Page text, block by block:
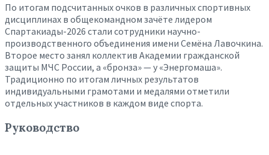
По итогам подсчитанных очков в различных спортивных
дисциплинах в общекомандном зачёте лидером
Спартакиады-2026 стали сотрудники научно-
производственного объединения имени Семёна Лавочкина.
Второе место занял коллектив Академии гражданской
защиты МЧС России, а «бронза» — у «Энергомаша».
Традиционно по итогам личных результатов
индивидуальными грамотами и медалями отметили
отдельных участников в каждом виде спорта.
Руководство